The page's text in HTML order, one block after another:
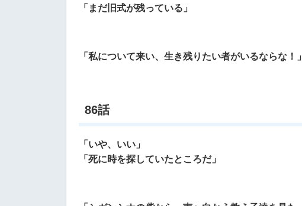
「まだ旧式が残っている」
「私について来い、生き残りたい者がいるならな！」
86話
「いや、いい」
「死に時を探していたところだ」